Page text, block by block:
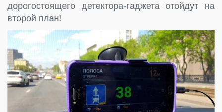
дорогостоящего детектора-гаджета отойдут на
второй план!